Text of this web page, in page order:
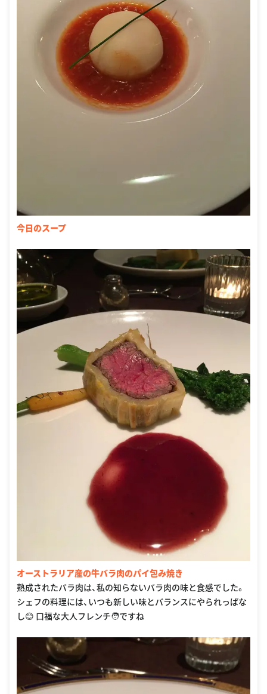
今日のスープ
オーストラリア産の牛バラ肉のパイ包み焼き
熟成されたバラ肉は、私の知らないバラ肉の味と食感でした。
シェフの料理には、いつも新しい味とバランスにやられっぱな
し😊 口福な大人フレンチ🧑ですね